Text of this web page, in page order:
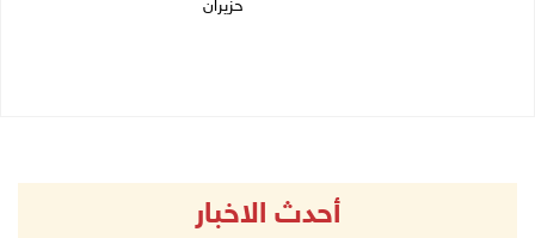
حزيران
أحدث الاخبار